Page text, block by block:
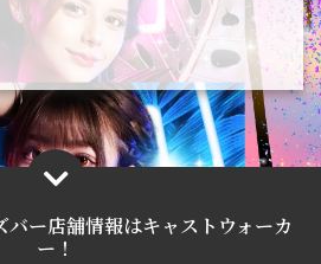
足度良しのプリティウーマンへお越
バー店舗情報はキャストウォーカ
ー！